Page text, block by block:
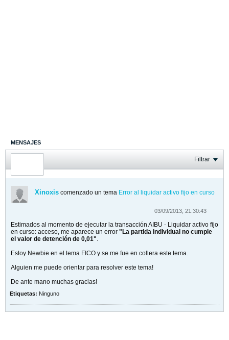
MENSAJES
ÚLTIMA ACTIVIDAD Filtrar
Xinoxis comenzado un tema Error al liquidar activo fijo en curso
03/09/2013, 21:30:43
Estimados al momento de ejecutar la transacción AIBU - Liquidar activo fijo
en curso: acceso, me aparece un error "La partida individual no cumple
el valor de detención de 0,01".
Estoy Newbie en el tema FICO y se me fue en collera este tema.
Alguien me puede orientar para resolver este tema!
De ante mano muchas gracias!
Etiquetas: Ninguno